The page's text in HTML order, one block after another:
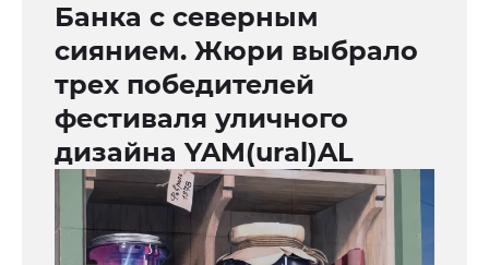
Банка с северным
сиянием. Жюри выбрало
трех победителей
фестиваля уличного
дизайна YAM(ural)AL